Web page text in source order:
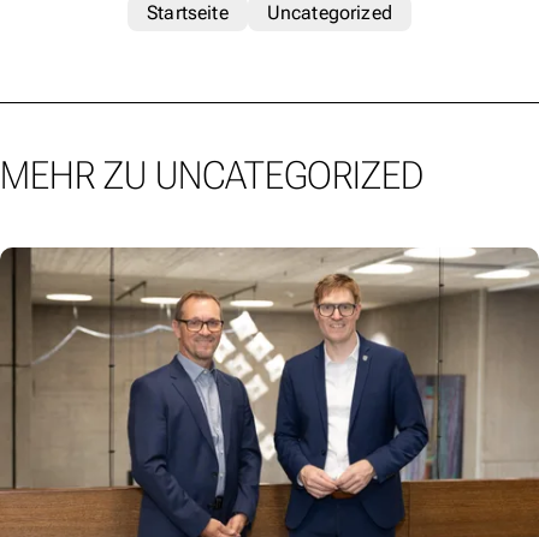
Startseite
Uncategorized
MEHR ZU UNCATEGORIZED